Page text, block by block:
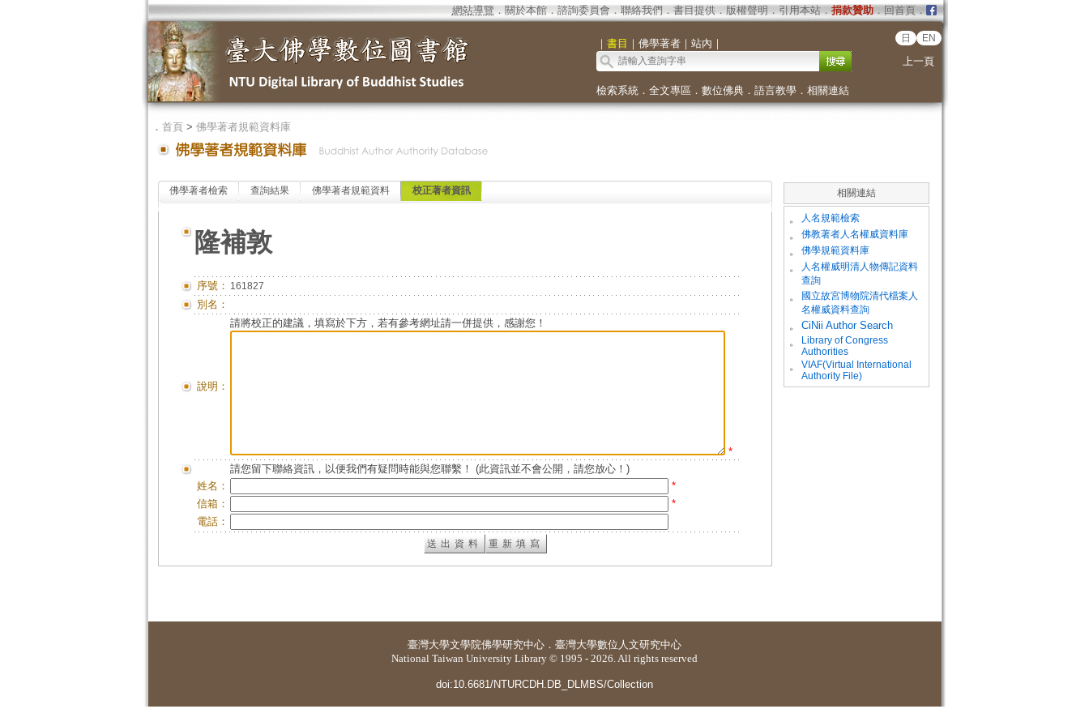
網站導覽 ． 關於本館． 諮詢委員會． 聯絡我們 ． 書目提供． 版權聲明 ． 引用本站． 捐款贊助．回首頁．
｜ 書目 ｜ 佛學著者｜ 站內 ｜ 日 EN
上一頁
檢索系統． 全文專區 ． 數位佛典． 語言教學． 相關連結
． 首頁> 佛學著者規範資料庫
佛學著者檢索 查詢結果 佛學著者規範資料 校正著者資訊
隆補敦
序號： 161827
別名：
說明：
請將校正的建議，填寫於下方，若有參考網址請一併提供，感謝您！
*
請您留下聯絡資訊，以便我們有疑問時能與您聯繫！ (此資訊並不會公開，請您放心！)
姓名：
*
信箱：
*
電話：
相關連結
。 人名規範檢索
。 佛教著者人名權威資料庫
。 佛學規範資料庫
。
人名權威明清人物傳記資料
查詢
。
國立故宮博物院清代檔案人
名權威資料查詢
。
CiNii Author Search
。
Library of Congress
Authorities
。
VIAF(Virtual International
Authority File)
臺灣大學文學院佛學研究中心 ． 臺灣大學數位人文研究中心
National Taiwan University Library © 1995 - 2026. All rights reserved
doi:10.6681/NTURCDH.DB_DLMBS/Collection